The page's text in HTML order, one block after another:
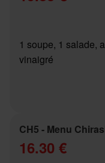
1 soupe, 1 salade,
vinaigré
CH5 - Menu
16.30 €